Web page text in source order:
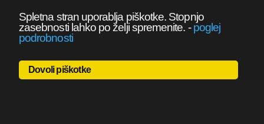
Spletna stran uporablja piškotke. Stopnjo
zasebnosti lahko po želji spremenite. -poglej
podrobnosti
Dovoli piškotke